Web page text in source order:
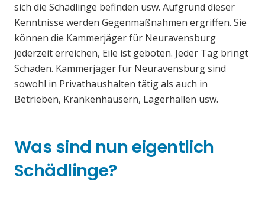
sich die Schädlinge befinden usw. Aufgrund dieser
Kenntnisse werden Gegenmaßnahmen ergriffen. Sie
können die Kammerjäger für Neuravensburg
jederzeit erreichen, Eile ist geboten. Jeder Tag bringt
Schaden. Kammerjäger für Neuravensburg sind
sowohl in Privathaushalten tätig als auch in
Betrieben, Krankenhäusern, Lagerhallen usw.
Was sind nun eigentlich
Schädlinge?